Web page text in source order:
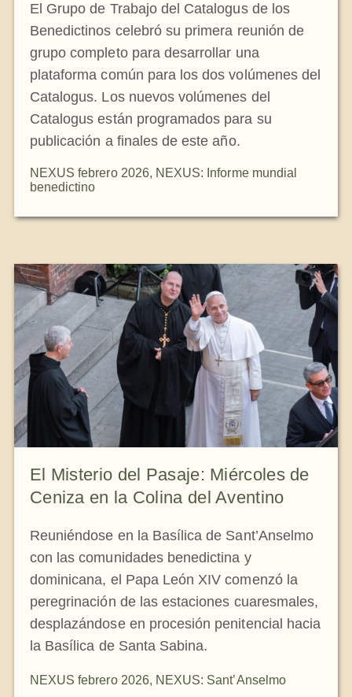
El Grupo de Trabajo del Catalogus de los
Benedictinos celebró su primera reunión de
grupo completo para desarrollar una
plataforma común para los dos volúmenes del
Catalogus. Los nuevos volúmenes del
Catalogus están programados para su
publicación a finales de este año.
NEXUS febrero 2026, NEXUS: Informe mundial
benedictino
El Misterio del Pasaje: Miércoles de
Ceniza en la Colina del Aventino
Reuniéndose en la Basílica de Sant’Anselmo
con las comunidades benedictina y
dominicana, el Papa León XIV comenzó la
peregrinación de las estaciones cuaresmales,
desplazándose en procesión penitencial hacia
la Basílica de Santa Sabina.
NEXUS febrero 2026, NEXUS: Sant’Anselmo